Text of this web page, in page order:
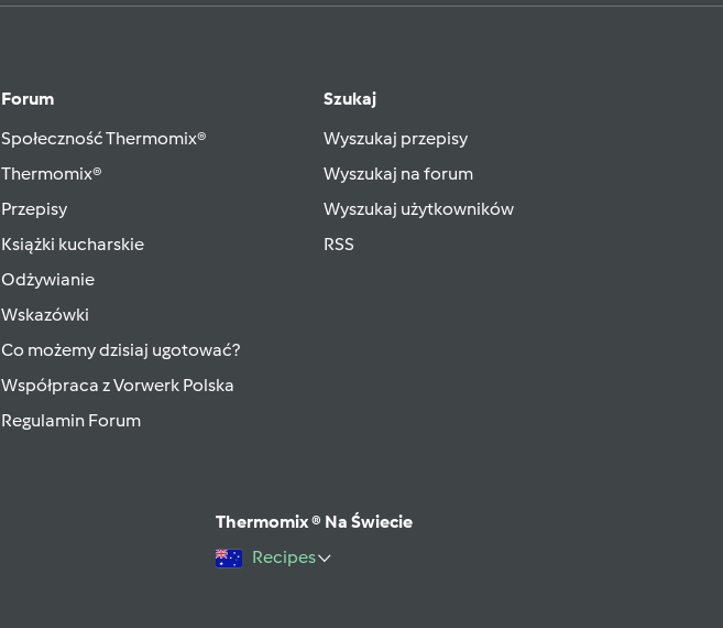
Forum
Społeczność Thermomix®
Thermomix®
Przepisy
Książki kucharskie
Odżywianie
Wskazówki
Co możemy dzisiaj ugotować?
Współpraca z Vorwerk Polska
Regulamin Forum
Szukaj
Wyszukaj przepisy
Wyszukaj na forum
Wyszukaj użytkowników
RSS
Thermomix ® Na Świecie
Recipes